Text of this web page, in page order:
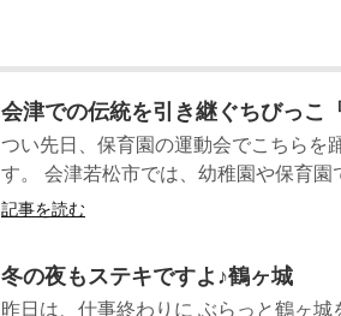
会津での伝統を引き継ぐちびっ
つい先日、保育園の運動会でこちらを
す。 会津若松市では、幼稚園や保育園
記事を読む
冬の夜もステキですよ♪鶴ヶ城
昨日は、仕事終わりに ぶらっと鶴ヶ